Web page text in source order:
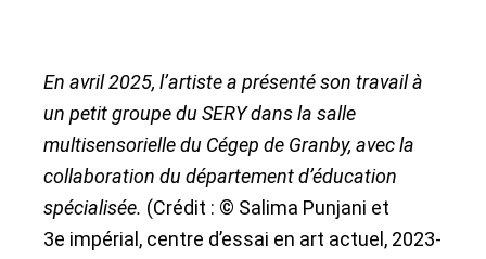
En avril 2025, l’artiste a présenté son travail à
un petit groupe du SERY dans la salle
multisensorielle du Cégep de Granby, avec la
collaboration du département d’éducation
spécialisée. (Crédit : © Salima Punjani et
3e impérial, centre d’essai en art actuel, 2023-